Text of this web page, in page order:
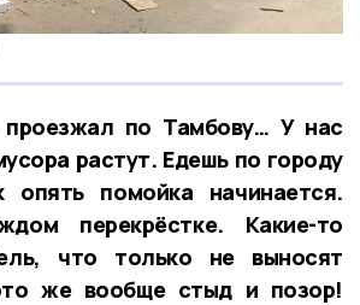
по Тамбову… У нас
растут. Едешь по городу
помойка начинается.
перекрёстке. Какие-то
что только не выносят
же вообще стыд и позор!